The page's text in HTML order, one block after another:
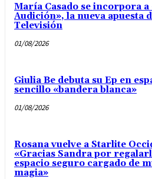
María Casado se incorpora a
Audición», la nueva apuesta
Televisión
01/08/2026
Giulia Be debuta su Ep en
sencillo «bandera blanca»
01/08/2026
Rosana vuelve a Starlite
«Gracias Sandra por
espacio seguro cargado de
magia»